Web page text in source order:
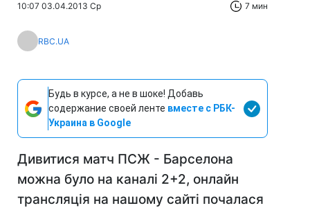
10:07 03.04.2013 Ср 7 мин
RBC.UA
Будь в курсе, а не в шоке! Добавь
содержание своей ленте вместе с РБК-
Украина в Google
Дивитися матч ПСЖ - Барселона
можна було на каналі 2+2, онлайн
трансляція на нашому сайті почалася